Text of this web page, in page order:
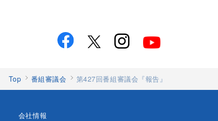
Top 番組審議会 第427回番組審議会『報告』
会社情報